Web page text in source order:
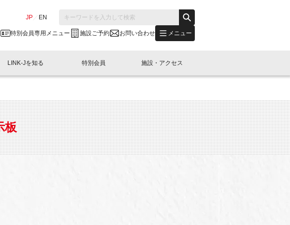
JP EN
特別会員専用メニュー 施設ご予約 お問い合わせ メニュー
ト一覧
催 特別会員開催
力 出展・参加
What's "LINK-BioBAY TOKYO"？
会報誌 (News Letter)
日本橋コラム
掲示板一覧
ース ニュース・事業紹介
イベント
LINK-Jを知る
What’s LINK-J WEST
事業内容
GTB日本橋エリアについて
特別会員
入会申し込み
施設・アクセス
施設ご予約
板